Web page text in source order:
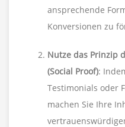
ansprechende
Konversionen zu
Nutze das Prinzip
(Social Proof):
Testimonials oder
machen Sie Ihre